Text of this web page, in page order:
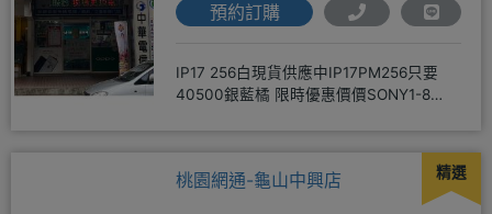
預約訂購
IP17 256白現貨供應中IP17PM256只要
40500銀藍橘 限時優惠價價SONY1-8
精選
桃園網通-龜山中興店